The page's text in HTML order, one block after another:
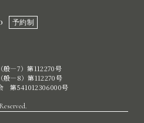
予約制
般―7）第112270号
般―8）第112270号
第541012306000号